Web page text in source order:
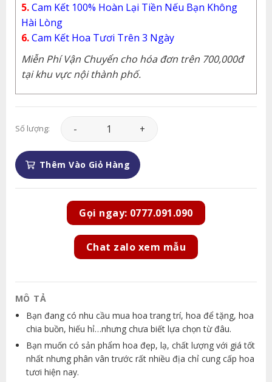
5.Cam Kết 100% Hoàn Lại Tiền Nếu Bạn Không
Hài Lòng
6.Cam Kết Hoa Tươi Trên 3 Ngày
Miễn Phí Vận Chuyển cho hóa đơn trên 700,000đ
tại khu vực nội thành phố.
Số lượng: Giỏ Hoa - GH116 số lượng
Thêm Vào Giỏ Hàng
Gọi ngay: 0777.091.090
Chat zalo xem mẫu
MÔ TẢ
Bạn đang có nhu cầu mua hoa trang trí, hoa để tặng, hoa
chia buồn, hiếu hỉ…nhưng chưa biết lựa chọn từ đâu.
Bạn muốn có sản phẩm hoa đẹp, lạ, chất lượng với giá tốt
nhất nhưng phân vân trước rất nhiều địa chỉ cung cấp hoa
tươi hiện nay.